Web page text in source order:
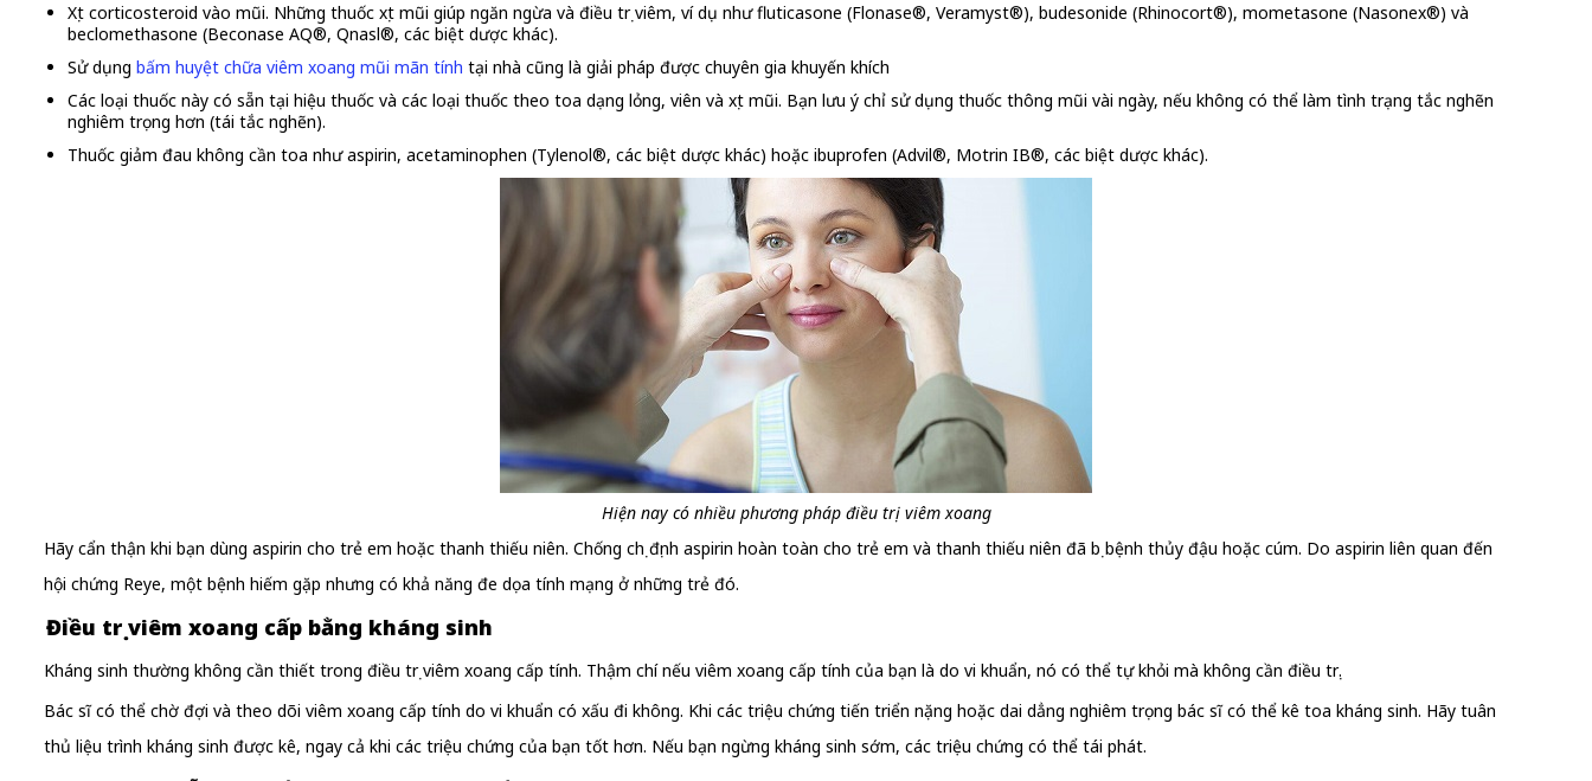
Xịt corticosteroid vào mũi. Những thuốc xịt mũi giúp ngăn ngừa và điều trị viêm, ví dụ như fluticasone (Flonase®, Veramyst®), budesonide (Rhinocort®), mometasone (Nasonex®) và
beclomethasone (Beconase AQ®, Qnasl®, các biệt dược khác).
Sử dụng bấm huyệt chữa viêm xoang mũi mãn tính tại nhà cũng là giải pháp được chuyên gia khuyến khích
Các loại thuốc này có sẵn tại hiệu thuốc và các loại thuốc theo toa dạng lỏng, viên và xịt mũi. Bạn lưu ý chỉ sử dụng thuốc thông mũi vài ngày, nếu không có thể làm tình trạng tắc nghẽn
nghiêm trọng hơn (tái tắc nghẽn).
Thuốc giảm đau không cần toa như aspirin, acetaminophen (Tylenol®, các biệt dược khác) hoặc ibuprofen (Advil®, Motrin IB®, các biệt dược khác).
Hiện nay có nhiều phương pháp điều trị viêm xoang
Hãy cẩn thận khi bạn dùng aspirin cho trẻ em hoặc thanh thiếu niên. Chống chị định aspirin hoàn toàn cho trẻ em và thanh thiếu niên đã bị bệnh thủy đậu hoặc cúm. Do aspirin liên quan đến
hội chứng Reye, một bệnh hiếm gặp nhưng có khả năng đe dọa tính mạng ở những trẻ đó.
Điều trị viêm xoang cấp bằng kháng sinh
Kháng sinh thường không cần thiết trong điều trị viêm xoang cấp tính. Thậm chí nếu viêm xoang cấp tính của bạn là do vi khuẩn, nó có thể tự khỏi mà không cần điều trị.
Bác sĩ có thể chờ đợi và theo dõi viêm xoang cấp tính do vi khuẩn có xấu đi không. Khi các triệu chứng tiến triển nặng hoặc dai dẳng nghiêm trọng bác sĩ có thể kê toa kháng sinh. Hãy tuân
thủ liệu trình kháng sinh được kê, ngay cả khi các triệu chứng của bạn tốt hơn. Nếu bạn ngừng kháng sinh sớm, các triệu chứng có thể tái phát.